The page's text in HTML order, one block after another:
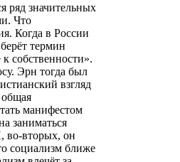
ряд значительных
Что
Когда в России
термин
собственности».
Эрн тогда был
взгляд
общая
манифестом
заниматься
во-вторых, он
социализм ближе